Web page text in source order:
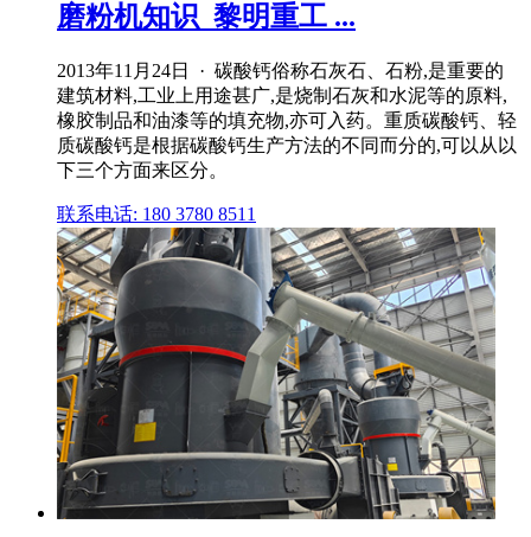
磨粉机知识_黎明重工 ...
2013年11月24日 · 碳酸钙俗称石灰石、石粉,是重要的
建筑材料,工业上用途甚广,是烧制石灰和水泥等的原料,
橡胶制品和油漆等的填充物,亦可入药。重质碳酸钙、轻
质碳酸钙是根据碳酸钙生产方法的不同而分的,可以从以
下三个方面来区分。
联系电话: 180 3780 8511